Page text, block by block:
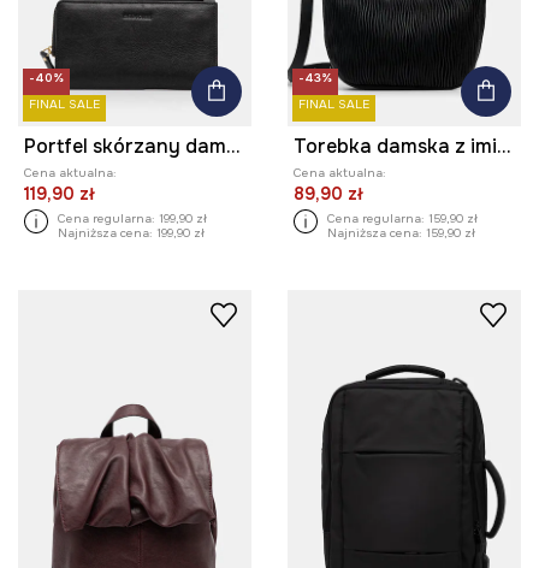
-40%
FINAL SALE
Portfel skórzany damskie
Cena aktualna:
119,90 zł
Cena regularna: 199,90 zł
Najniższa cena: 199,90 zł
-43%
FINAL SALE
Torebka damska z imitacji skóry
Cena aktualna:
89,90 zł
Cena regularna: 159,90 zł
Najniższa cena: 159,90 zł